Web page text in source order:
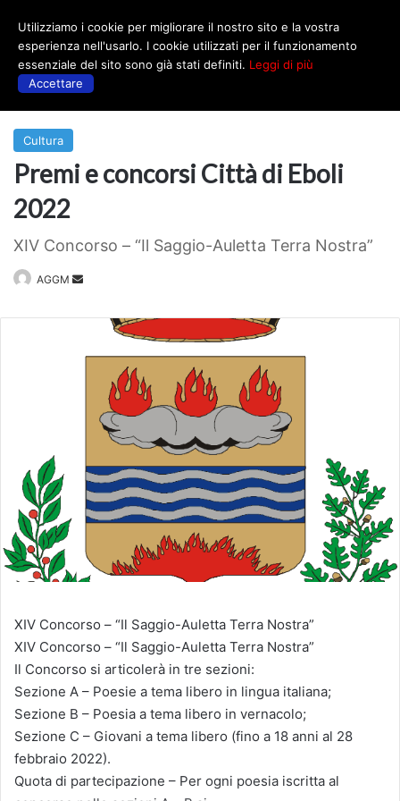
Cultura
Premi e concorsi Città di Eboli
2022
XIV Concorso – “Il Saggio-Auletta Terra Nostra”
AGGM
Invia
XIV Concorso – “Il Saggio-Auletta Terra Nostra”
XIV Concorso – “Il Saggio-Auletta Terra Nostra”
Il Concorso si articolerà in tre sezioni:
Sezione A – Poesie a tema libero in lingua italiana;
Sezione B – Poesia a tema libero in vernacolo;
Sezione C – Giovani a tema libero (fino a 18 anni al 28
febbraio 2022).
Quota di partecipazione – Per ogni poesia iscritta al
Utilizziamo i cookie per migliorare il nostro sito e la vostra
esperienza nell'usarlo. I cookie utilizzati per il funzionamento
essenziale del sito sono già stati definiti. Leggi di più
Accettare